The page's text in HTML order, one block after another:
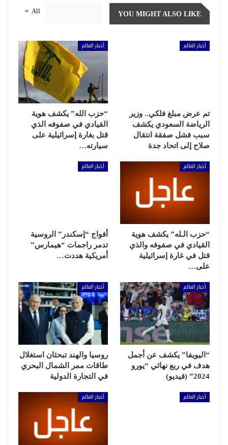
All YOU MIGHT ALSO LIKE
أخبار العالم
تم عرض مبلغ فلكي.. وزير
الرياضة السعودي يكشف
سبب فشل صفقة انتقال
صلاح إلى اتحاد جدة
أخبار العالم
“حزب الله” يكشف هوية
القيادي في صفوفه الذي
قتل بغارة إسرائيلية على
سيارته…
أخبار العالم
“حزب الـله” يكشف هوية
القيادي في صفوفه والذي
قتل في غارة إسرائيلية
على…
أخبار العالم
أفواج “إسكندر” الروسية
تدمر راجمات “هيمارس”
أمريكية هددت…
أخبار العالم
“اليويفا” يكشف عن أجمل
هدف في ربع نهائي “يورو
2024” (فيديو)
أخبار العالم
روسيا والهند تبحثان استغلال
طاقات ممر الشمال البحري
في التجارة الدولية
أخبار العالم أخبار العالم